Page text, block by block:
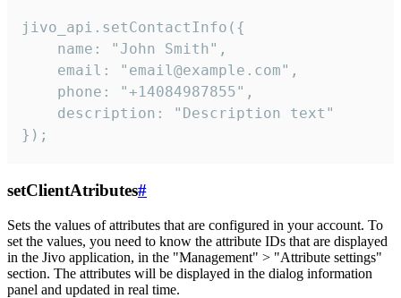
jivo_api.setContactInfo({
    name: "John Smith",
    email: "email@example.com",
    phone: "+14084987855",
    description: "Description text"
});
setClientAtributes#
Sets the values ​​of attributes that are configured in your account. To
set the values, you need to know the attribute IDs that are displayed
in the Jivo application, in the "Management" > "Attribute settings"
section. The attributes will be displayed in the dialog information
panel and updated in real time.